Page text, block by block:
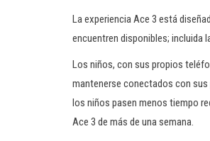
La experiencia Ace 3 está
encuentren disponibles; incluida
Los niños, con sus propios
mantenerse conectados con sus
los niños pasen menos tiempo
Ace 3 de más de una semana.